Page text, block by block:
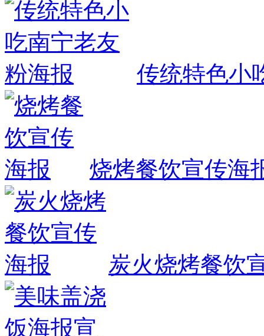
传统特色小
烧烤餐饮宣传海
炭火烧烤餐饮